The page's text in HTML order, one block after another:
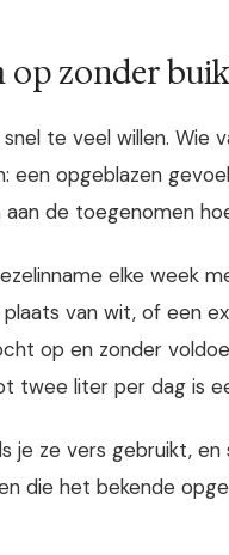
op zonder
te veel willen. Wie
een opgeblazen
de toegenomen
elke week
van wit, of een
op en zonder
twee liter per dag is
je ze vers gebruikt,
die het bekende